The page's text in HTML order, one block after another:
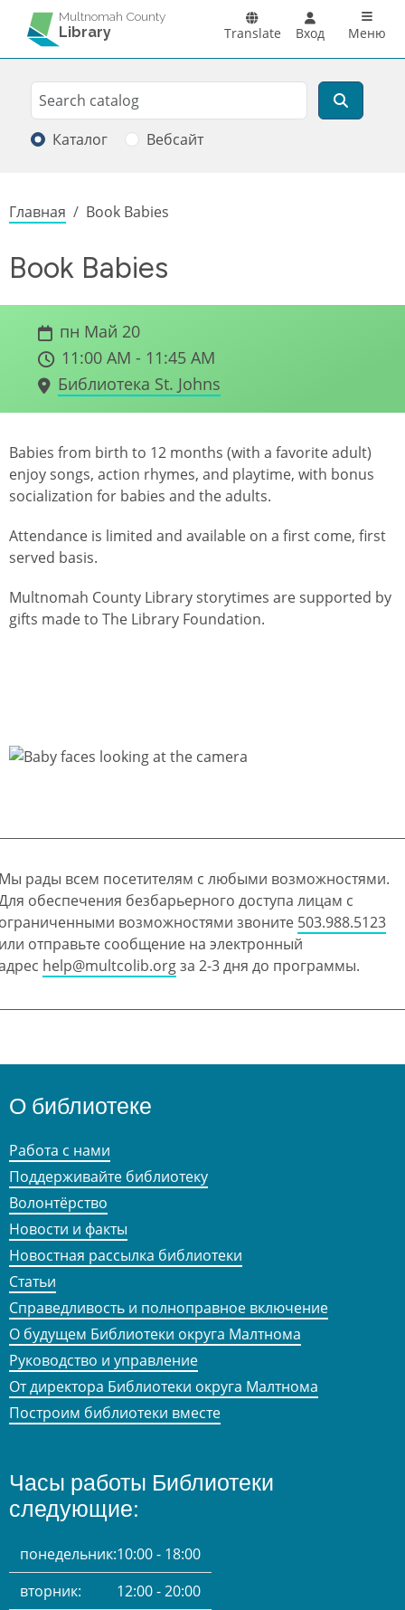
Перейти к основному содержанию
Multnomah County
Library Translate Вход Main
Меню
Search
Поиск
Каталог Вебсайт
Строка навигации
Главная Book Babies
Book Babies
пн Май 20
11:00 AM - 11:45 AM
Библиотека St. Johns
Babies from birth to 12 months (with a favorite adult)
enjoy songs, action rhymes, and playtime, with bonus
socialization for babies and the adults.
Attendance is limited and available on a first come, first
served basis.
Multnomah County Library storytimes are supported by
gifts made to The Library Foundation.
рады всем посетителям с любыми возможностями.
обеспечения безбарьерного доступа лицам с
возможностями звоните 503.988.5123
отправьте сообщение на электронный
help@multcolib.orgза 2-3 дня до программы.
О библиотеке
Работа с нами
Поддерживайте библиотеку
Волонтёрство
Новости и факты
Новостная рассылка библиотеки
Статьи
Справедливость и полноправное включение
О будущем Библиотеки округа Малтнома
Руководство и управление
От директора Библиотеки округа Малтнома
Построим библиотеки вместе
Часы работы Библиотеки
следующие:
понедельник:10:00 - 18:00
вторник:
12:00 - 20:00